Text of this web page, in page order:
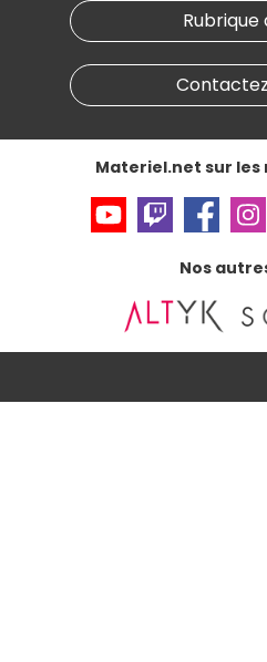
Materiel.net recrute
Notre programme d'affiliation
Nos marques
Conditions générales de vente
Informations légales
Données personnelles
Accessibilité : non conforme
Rubrique
Materiel.net sur les
Nos